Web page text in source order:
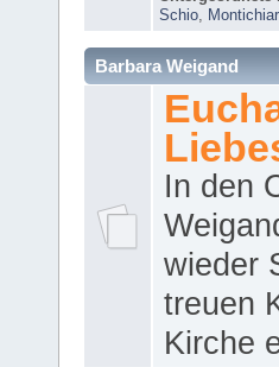
Schio
Barbara Weigand
In den
wieder
treuen
Kirche